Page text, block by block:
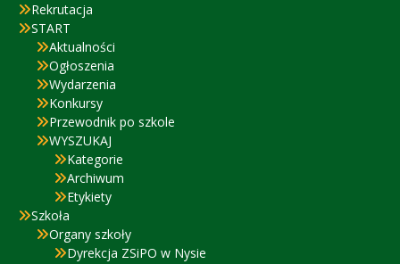
Rekrutacja
START
Aktualności
Ogłoszenia
Wydarzenia
Konkursy
Przewodnik po szkole
WYSZUKAJ
Kategorie
Archiwum
Etykiety
Szkoła
Organy szkoły
Dyrekcja ZSiPO w Nysie